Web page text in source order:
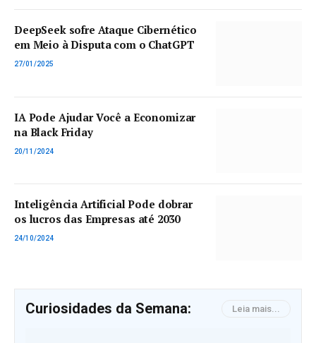
DeepSeek sofre Ataque Cibernético
em Meio à Disputa com o ChatGPT
27/01/2025
IA Pode Ajudar Você a Economizar
na Black Friday
20/11/2024
Inteligência Artificial Pode dobrar
os lucros das Empresas até 2030
24/10/2024
Curiosidades da Semana: Leia mais...